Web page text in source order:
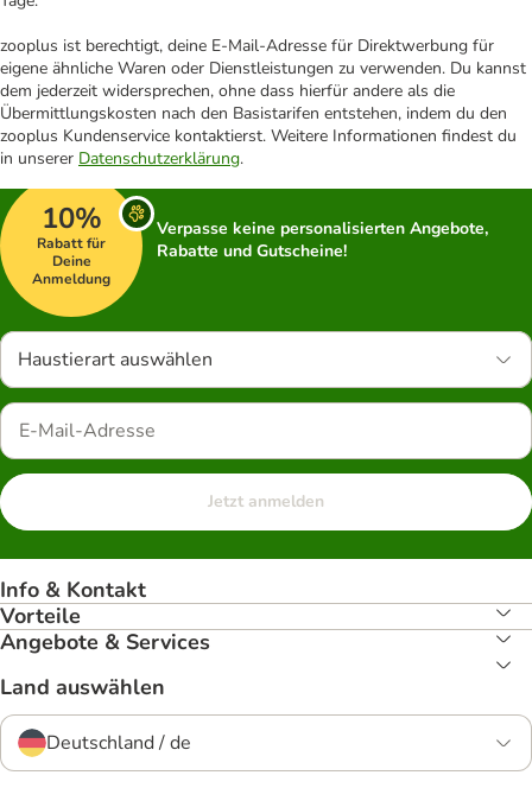
zooplus ist berechtigt, deine E-Mail-Adresse für Direktwerbung für
eigene ähnliche Waren oder Dienstleistungen zu verwenden. Du kannst
dem jederzeit widersprechen, ohne dass hierfür andere als die
Übermittlungskosten nach den Basistarifen entstehen, indem du den
zooplus Kundenservice kontaktierst. Weitere Informationen findest du
in unserer Datenschutzerklärung.
10%
Rabatt für
Deine
Anmeldung
Verpasse keine personalisierten Angebote,
Rabatte und Gutscheine!
Haustierart auswählen
Jetzt anmelden
Info & Kontakt
Vorteile
Angebote & Services
Land auswählen
Deutschland / de